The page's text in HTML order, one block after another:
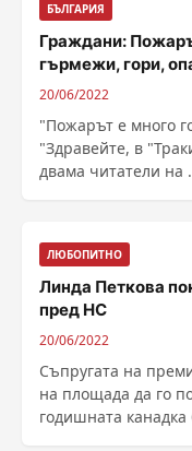
БЪЛГАРИЯ
Граждани:
гърмежи, гори,
20/06/2022
"Пожарът е много
"Здравейте, в
двама читатели на
ЛЮБОПИТНО
Линда Петкова
пред НС
20/06/2022
Съпругата на
на площада да го
годишната канадка